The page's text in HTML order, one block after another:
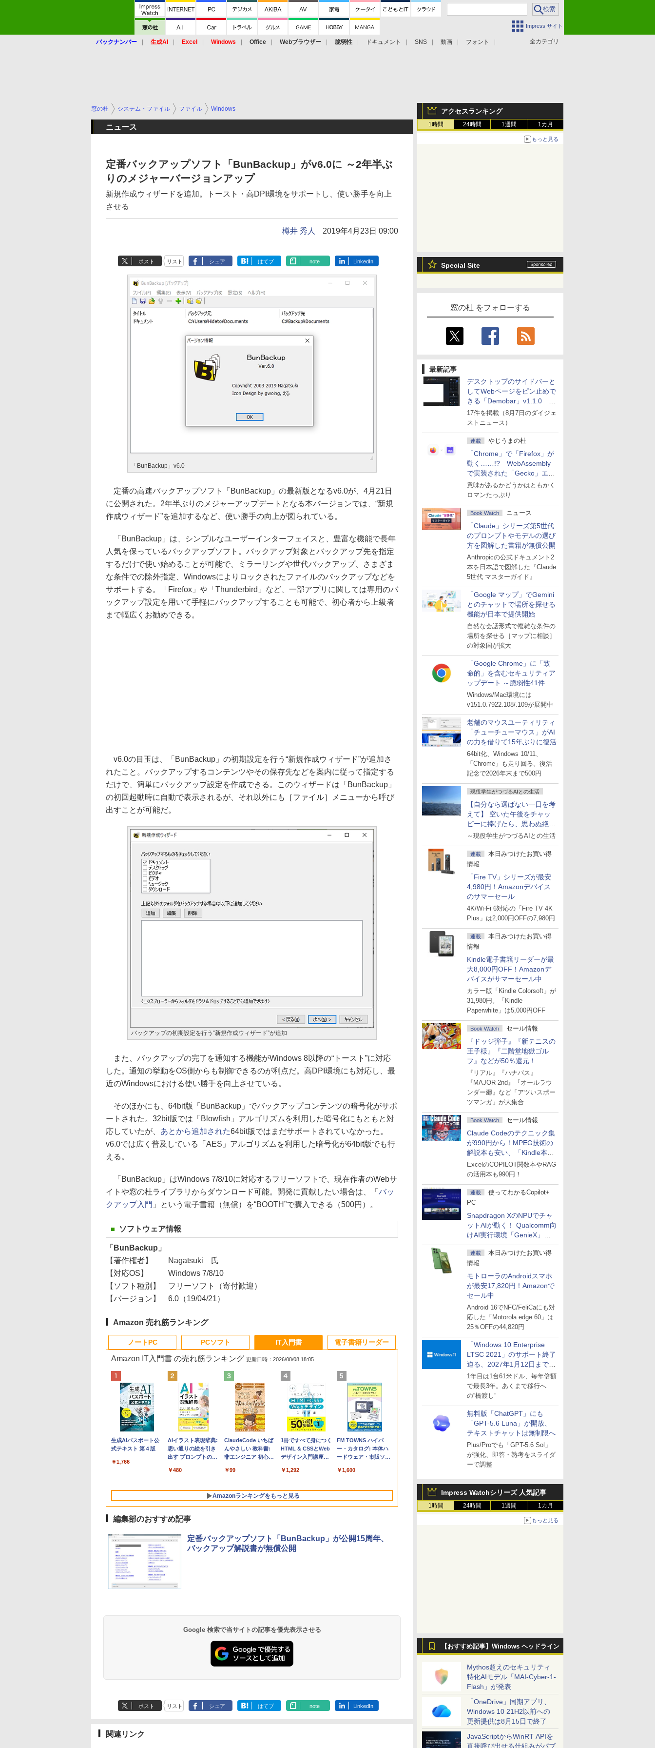
Impress サイト
全カテゴリ
バックナンバー 生成AI Excel Windows Office Webブラウザー 脆弱性 ドキュメント SNS 動画 フォント
アクセスランキング
1時間 24時間 1週間 1カ月
もっと見る
Special Site
窓の杜 をフォローする
最新記事
デスクトップのサイドバーと
してWebページをピン止めで
きる「Demobar」v1.1.0 ほ
か
17件を掲載（8月7日のダイジェ
ストニュース）
連載 やじうまの杜
「Chrome」で「Firefox」が
動く……!? WebAssembly
で実装された「Gecko」エン
ジン
意味があるかどうかはともかく
ロマンたっぷり
Book Watch ニュース
「Claude」シリーズ第5世代
のプロンプトやモデルの選び
方を図解した書籍が無償公開
Anthropicの公式ドキュメント2
本を日本語で図解した『Claude
5世代 マスターガイド』
「Google マップ」でGemini
とのチャットで場所を探せる
機能が日本で提供開始
自然な会話形式で複雑な条件の
場所を探せる［マップに相談］
の対象国が拡大
「Google Chrome」に「致
命的」を含むセキュリティア
ップデート ～脆弱性41件に
対処
Windows/Mac環境には
v151.0.7922.108/.109が展開中
老舗のマウスユーティリティ
「チューチューマウス」がAI
の力を借りて15年ぶりに復活
64bit化、Windows 10/11、
「Chrome」も走り回る。復活
記念で2026年末まで500円
現役学生がつづるAIとの生活
【自分なら選ばない一日を考
えて】 空いた午後をチャッ
ピーに捧げたら、思わぬ絶景
に出会った話
～現役学生がつづるAIとの生活
連載
本日みつけたお買い得
情報
「Fire TV」シリーズが最安
4,980円！Amazonデバイス
のサマーセール
4K/Wi-Fi 6対応の「Fire TV 4K
Plus」は2,000円OFFの7,980円
連載
本日みつけたお買い得
情報
Kindle電子書籍リーダーが最
大8,000円OFF！Amazonデ
バイスがサマーセール中
カラー版「Kindle Colorsoft」が
31,980円。「Kindle
Paperwhite」は5,000円OFF
Book Watch セール情報
『ドッジ弾子』『新テニスの
王子様』『二階堂地獄ゴル
フ』などが50％還元！
Amazonマンガ週末セール
『リアル』『ハナバス』
『MAJOR 2nd』『オールラウ
ンダー廻』など「アツいスポー
ツマンガ」が大集合
Book Watch セール情報
Claude Codeのテクニック集
が990円から！MPEG技術の
解説本も安い、「Kindle本サ
マーセール」第2弾開始！
ExcelのCOPILOT関数本やRAG
の活用本も990円！
連載
使ってわかるCopilot+
PC
Snapdragon XのNPUでチャ
ットAIが動く！ Qualcomm向
けAI実行環境「GenieX」を
試してみた
連載
本日みつけたお買い得
情報
モトローラのAndroidスマホ
が最安17,820円！Amazonで
セール中
Android 16でNFC/FeliCaにも対
応した「Motorola edge 60」は
25％OFFの44,820円
「Windows 10 Enterprise
LTSC 2021」のサポート終了
迫る、2027年1月12日まで
～ESUは9月1日から販売
1年目は1台61米ドル、毎年倍額
で最長3年。あくまで移行へ
の“橋渡し”
無料版「ChatGPT」にも
「GPT-5.6 Luna」が開放、
テキストチャットは無制限へ
Plus/Proでも「GPT-5.6 Sol」
が強化、即答・熟考をスライダ
ーで調整
Impress Watchシリーズ 人気記事
1時間 24時間 1週間 1カ月
もっと見る
【おすすめ記事】Windows ヘッドライン
Mythos超えのセキュリティ
特化AIモデル「MAI-Cyber-1-
Flash」が発表
「OneDrive」同期アプリ、
Windows 10 21H2以前への
更新提供は8月15日で終了
JavaScriptからWinRT APIを
直接呼び出せる仕組みがパブ
窓の杜 システム・ファイル ファイル Windows
ニュース
定番バックアップソフト「BunBackup」がv6.0に ～2年半ぶ
りのメジャーバージョンアップ
新規作成ウィザードを追加。トースト・高DPI環境をサポートし、使い勝手を向上
させる
樽井 秀人 2019年4月23日 09:00
ポスト リスト シェア はてブ note LinkedIn
「BunBackup」v6.0
定番の高速バックアップソフト「BunBackup」の最新版となるv6.0が、4月21日
に公開された。2年半ぶりのメジャーアップデートとなる本バージョンでは、“新規
作成ウィザード”を追加するなど、使い勝手の向上が図られている。
「BunBackup」は、シンプルなユーザーインターフェイスと、豊富な機能で長年
人気を保っているバックアップソフト。バックアップ対象とバックアップ先を指定
するだけで使い始めることが可能で、ミラーリングや世代バックアップ、さまざま
な条件での除外指定、Windowsによりロックされたファイルのバックアップなどを
サポートする。「Firefox」や「Thunderbird」など、一部アプリに関しては専用のバ
ックアップ設定を用いて手軽にバックアップすることも可能で、初心者から上級者
まで幅広くお勧めできる。
v6.0の目玉は、「BunBackup」の初期設定を行う“新規作成ウィザード”が追加さ
れたこと。バックアップするコンテンツやその保存先などを案内に従って指定する
だけで、簡単にバックアップ設定を作成できる。このウィザードは「BunBackup」
の初回起動時に自動で表示されるが、それ以外にも［ファイル］メニューから呼び
出すことが可能だ。
バックアップの初期設定を行う“新規作成ウィザード”が追加
また、バックアップの完了を通知する機能がWindows 8以降の“トースト”に対応
した。通知の挙動をOS側からも制御できるのが利点だ。高DPI環境にも対応し、最
近のWindowsにおける使い勝手を向上させている。
そのほかにも、64bit版「BunBackup」でバックアップコンテンツの暗号化がサポ
ートされた。32bit版では「Blowfish」アルゴリズムを利用した暗号化にもともと対
応していたが、 あとから追加された64bit版ではまだサポートされていなかった。
v6.0では広く普及している「AES」アルゴリズムを利用した暗号化が64bit版でも行
える。
「BunBackup」はWindows 7/8/10に対応するフリーソフトで、現在作者のWebサ
イトや窓の杜ライブラリからダウンロード可能。開発に貢献したい場合は、「 バッ
クアップ入門 」という電子書籍（無償）を“BOOTH”で購入できる（500円）。
ソフトウェア情報
「BunBackup」
【著作権者】
Nagatsuki 氏
【対応OS】
Windows 7/8/10
【ソフト種別】
フリーソフト（寄付歓迎）
【バージョン】
6.0（19/04/21）
Amazon 売れ筋ランキング
ノートPC
Apple 2026
MacBook Neo A18
ンチノートブック：
設計、Liquid Retina
ユニファイドメモ
リ、512GB SSDスト
レージ、1080p
ラ、Touch ID - シル
バー
tomtoc 360°保護
15.6 16インチ パソコ
ンケース Dell NEC
dynabook Lenovo
￥2,952
Apple 2026
MacBook Air M5チ
ップ搭載13インチノ
Apple Intelligence、
Retinaディスプレ
イ、16GBユニファイ
ドメモリ、1TB SSD
ド、Touch ID - ミッ
ドナイト
￥278,800
【Amazon.co.jp限
定】 HP ノートパソ
コン 15-fd 15.6イン
512GB SSD インテ
￥129,800
FMV ノートパソコン
WE1-K3 (MS 365
Personal/Copilotキー
型/Core i5/16GB/SSD
FMVWK3E15W_AZ
￥139,880
PCソフト
Robloxギフトカード
- 800 Robux 【限定
を含む】 【オンライ
インコード版
Robloxギフトカード
- 1000 Robux 【限定
バーチャルアイテム
ンゲームコード】 ロ
ンコード版
￥1,600
Microsoft Office
Home & Business
2024(最新 永続版)|オ
版|Windows11、
￥39,582
Robloxギフトカード
- 2,000 Robux 【限
定バーチャルアイテ
インゲームコード】
ラインコード版
￥3,200
Windows版 |
Minecraft (マインクラ
フト): Java & Bedrock
ード版
￥3,600
IT入門書
Amazon IT入門書 の売れ筋ランキング 更新日時：2026/08/08 18:05
生成AIパスポート公
式テキスト 第４版
￥1,766
AIイラスト表現辞典:
思い通りの絵を引き
出す プロンプトの言
ズ (はぴーイラスト
￥480
ClaudeCode いちば
んやさしい 教科書:
非エンジニア 初心者
マニュアル AI副業に
もKindle出版にも！
非エンジニアのため
のAIコーディング入
￥99
1冊ですべて身につく
HTML & CSSとWeb
デザイン入門講座
￥1,292
FM TOWNS ハイパ
ー・カタログ: 本体ハ
ードウェア・市販ソフ
トリストと最新エミュ
￥1,600
Amazonランキングをもっと見る
電子書籍リーダー
続バッテリー、6イン
書籍リーダー、マッ
チャ、16GB、広告な
￥16,980
るさ自動調整、色調
持続バッテリー、広
告なし、メタリック
ブラック
￥27,980
レイ、色調調節ライ
ッテリー、広告無
し、ブラック (2025
年発売)
￥31,980
編集部のおすすめ記事
定番バックアップソフト「BunBackup」が公開15周年、
バックアップ解説書が無償公開
Google 検索で当サイトの記事を優先表示させる
ポスト リスト シェア はてブ note LinkedIn
関連リンク